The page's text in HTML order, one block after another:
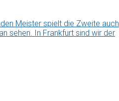
Meister spielt die Zweite auch
sehen. In Frankfurt sind wir der